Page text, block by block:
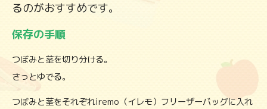
るのがおすすめです。
保存の手順
つぼみと茎を切り分ける。
さっとゆでる。
つぼみと茎をそれぞれiremo（イレモ）フリーザーバッグに入れ